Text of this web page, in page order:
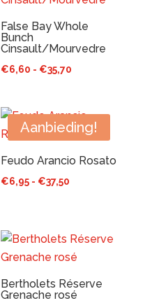
False Bay Whole
Bunch
Cinsault/Mourvedre
€6,60 - €35,70
€35,70
Aanbieding!
Feudo Arancio Rosato
€6,95 - €37,50
€37,50
Bertholets Réserve
Grenache rosé